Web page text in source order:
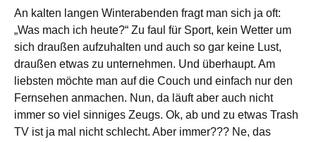
An kalten langen Winterabenden fragt man sich ja oft:
„Was mach ich heute?“ Zu faul für Sport, kein Wetter um
sich draußen aufzuhalten und auch so gar keine Lust,
draußen etwas zu unternehmen. Und überhaupt. Am
liebsten möchte man auf die Couch und einfach nur den
Fernsehen anmachen. Nun, da läuft aber auch nicht
immer so viel sinniges Zeugs. Ok, ab und zu etwas Trash
TV ist ja mal nicht schlecht. Aber immer??? Ne, das